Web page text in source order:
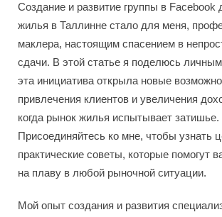
Создание и развитие группы в Facebook
жилья в Таллинне стало для меня,
маклера, настоящим спасением в
сдачи. В этой статье я поделюсь
эта инициатива открыла новые
привлечения клиентов и увеличения
когда рынок жилья испытывает затишье.
Присоединяйтесь ко мне, чтобы узнать
практические советы, которые помогут
на плаву в любой рыночной ситуации.
Мой опыт создания и развития